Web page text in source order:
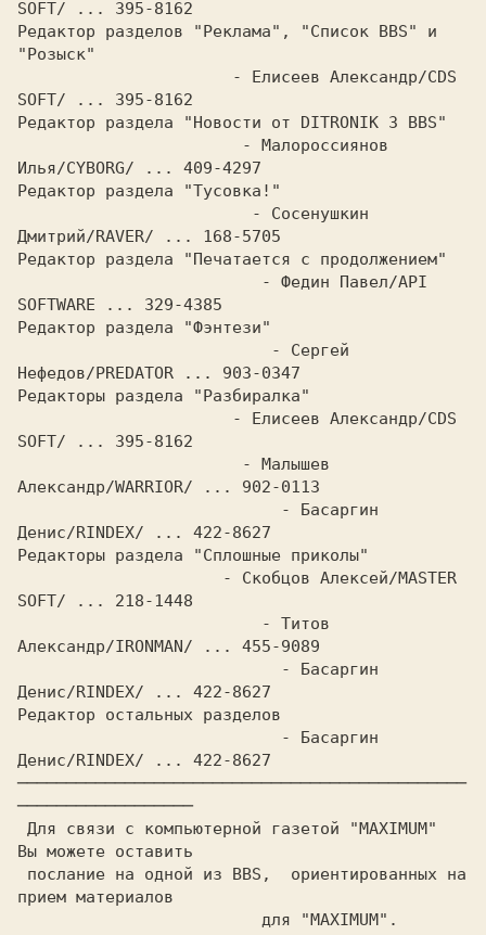
SOFT/ ... 395-8162
Редактор разделов "Реклама", "Список BBS" и
"Розыск"
SOFT/ ... 395-8162
Редактор раздела "Новости от DITRONIK 3 BBS"
Илья/CYBORG/ ... 409-4297
Редактор раздела "Тусовка!"
Дмитрий/RAVER/ ... 168-5705
Редактор раздела "Печатается с продолжением"
SOFTWARE ... 329-4385
Редактор раздела "Фэнтези"
Нефедов/PREDATOR ... 903-0347
Редакторы раздела "Разбиралка"
SOFT/ ... 395-8162
Александр/WARRIOR/ ... 902-0113
Денис/RINDEX/ ... 422-8627
Редакторы раздела "Сплошные приколы"
SOFT/ ... 218-1448
Александр/IRONMAN/ ... 455-9089
Денис/RINDEX/ ... 422-8627
Редактор остальных разделов
Денис/RINDEX/ ... 422-8627
──────────────────────────────────────────────
──────────────────
Вы можете оставить
прием материалов